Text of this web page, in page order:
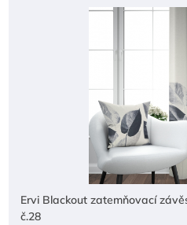
Ervi Blackout zatemňovací
č.28